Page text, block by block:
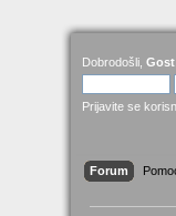
Dobrodošli, Gost
Prijavite se
Forum